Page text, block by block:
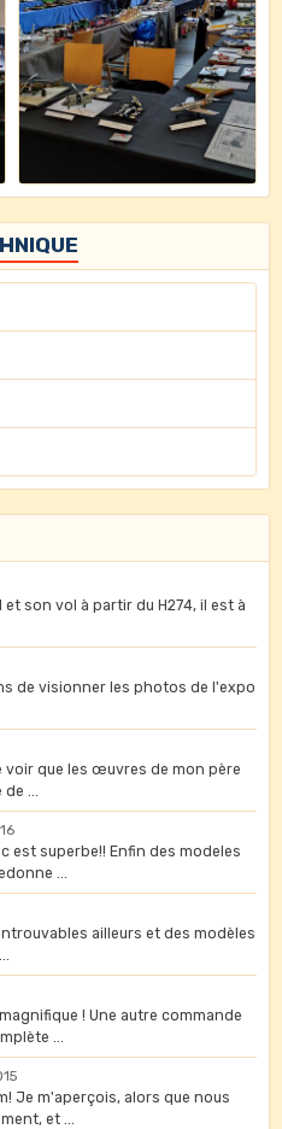
son vol à partir du H274, il est à
de visionner les photos de l'expo
que les œuvres de mon père
...
est superbe!! Enfin des modeles
...
ailleurs et des modèles
! Une autre commande
...
Je m'aperçois, alors que nous
et ...